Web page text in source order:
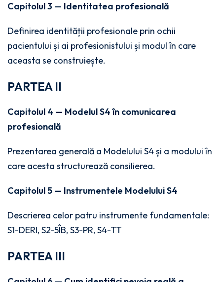
Capitolul 3 — Identitatea profesională
Definirea identității profesionale prin ochii
pacientului și ai profesionistului și modul în care
aceasta se construiește.
PARTEA II
Capitolul 4 — Modelul S4 în comunicarea
profesională
Prezentarea generală a Modelului S4 și a modului în
care acesta structurează consilierea.
Capitolul 5 — Instrumentele Modelului S4
Descrierea celor patru instrumente fundamentale:
S1-DERI, S2-5ÎB, S3-PR, S4-TT
PARTEA III